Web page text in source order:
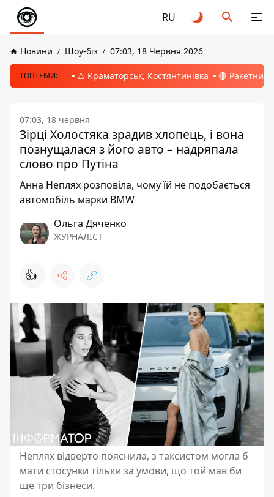
RU
Новини Шоу-біз 07:03, 18 Червня 2026
ТОПТЕМИ: ⚠️ Краматорськ, Костянтинівка 🔴 Ракетний
07:03, 18 червня
Зірці Холостяка зрадив хлопець, і вона
познущалася з його авто – надряпала
слово про Путіна
Анна Неплях розповіла, чому їй не подобається
автомобіль марки BMW
Ольга Дяченко
ЖУРНАЛІСТ
👍
Неплях відверто пояснила, з таксистом могла б
мати стосунки тільки за умови, що той мав би
ще три бізнеси.